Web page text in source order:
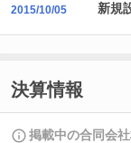
2015/10/05 新規
決算情報
掲載中の合同会